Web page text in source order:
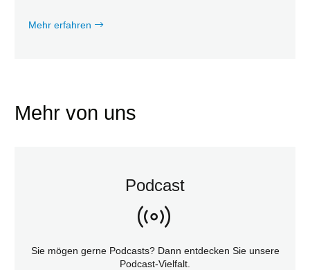
Mehr erfahren
Mehr von uns
Podcast
Sie mögen gerne Podcasts? Dann entdecken Sie unsere
Podcast-Vielfalt.